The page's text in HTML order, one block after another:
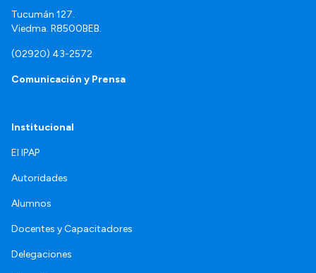
Tucumán 127.
Viedma. R8500BEB.
(02920) 43-2572
Comunicación y Prensa
Institucional
El IPAP
Autoridades
Alumnos
Docentes y Capacitadores
Delegaciones